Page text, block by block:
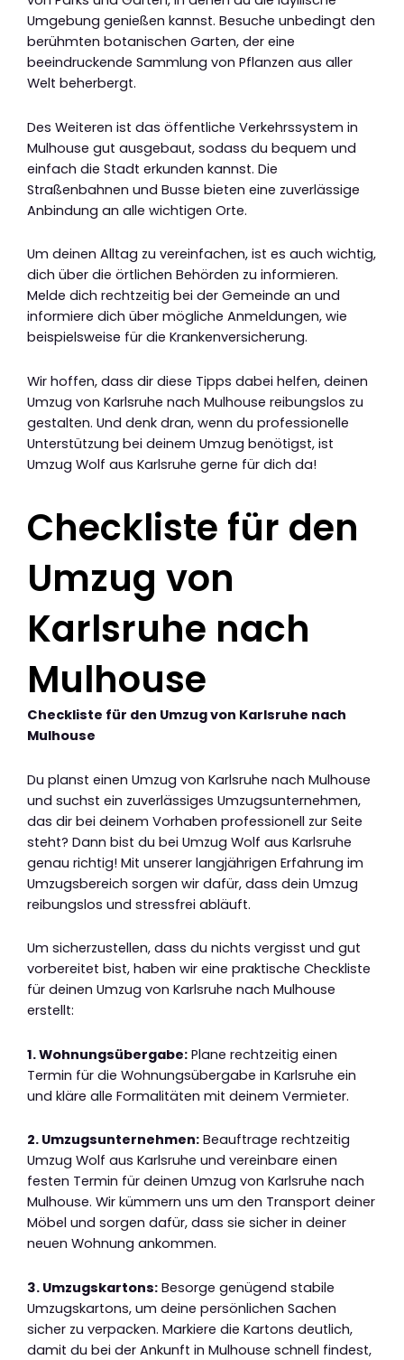
Umgebung genießen kannst. Besuche unbedingt den
berühmten botanischen Garten, der eine
beeindruckende Sammlung von Pflanzen aus aller
Welt beherbergt.
Des Weiteren ist das öffentliche Verkehrssystem in
Mulhouse gut ausgebaut, sodass du bequem und
einfach die Stadt erkunden kannst. Die
Straßenbahnen und Busse bieten eine zuverlässige
Anbindung an alle wichtigen Orte.
Um deinen Alltag zu vereinfachen, ist es auch wichtig,
dich über die örtlichen Behörden zu informieren.
Melde dich rechtzeitig bei der Gemeinde an und
informiere dich über mögliche Anmeldungen, wie
beispielsweise für die Krankenversicherung.
Wir hoffen, dass dir diese Tipps dabei helfen, deinen
Umzug von Karlsruhe nach Mulhouse reibungslos zu
gestalten. Und denk dran, wenn du professionelle
Unterstützung bei deinem Umzug benötigst, ist
Umzug Wolf aus Karlsruhe gerne für dich da!
Checkliste für den
Umzug von
Karlsruhe nach
Mulhouse
Checkliste für den Umzug von Karlsruhe nach
Mulhouse
Du planst einen Umzug von Karlsruhe nach Mulhouse
und suchst ein zuverlässiges Umzugsunternehmen,
das dir bei deinem Vorhaben professionell zur Seite
steht? Dann bist du bei Umzug Wolf aus Karlsruhe
genau richtig! Mit unserer langjährigen Erfahrung im
Umzugsbereich sorgen wir dafür, dass dein Umzug
reibungslos und stressfrei abläuft.
Um sicherzustellen, dass du nichts vergisst und gut
vorbereitet bist, haben wir eine praktische Checkliste
für deinen Umzug von Karlsruhe nach Mulhouse
erstellt:
1. Wohnungsübergabe: Plane rechtzeitig einen
Termin für die Wohnungsübergabe in Karlsruhe ein
und kläre alle Formalitäten mit deinem Vermieter.
2. Umzugsunternehmen: Beauftrage rechtzeitig
Umzug Wolf aus Karlsruhe und vereinbare einen
festen Termin für deinen Umzug von Karlsruhe nach
Mulhouse. Wir kümmern uns um den Transport deiner
Möbel und sorgen dafür, dass sie sicher in deiner
neuen Wohnung ankommen.
3. Umzugskartons: Besorge genügend stabile
Umzugskartons, um deine persönlichen Sachen
sicher zu verpacken. Markiere die Kartons deutlich,
damit du bei der Ankunft in Mulhouse schnell findest,